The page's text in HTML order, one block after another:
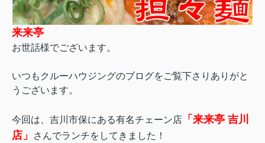
来来亭
お世話様でございます。
いつもクルーハウジングのブログをご覧下さりありがと
うございます。
今回は、吉川市保にある有名チェーン店
「来来亭 吉川
店」
さんでランチをしてきました！